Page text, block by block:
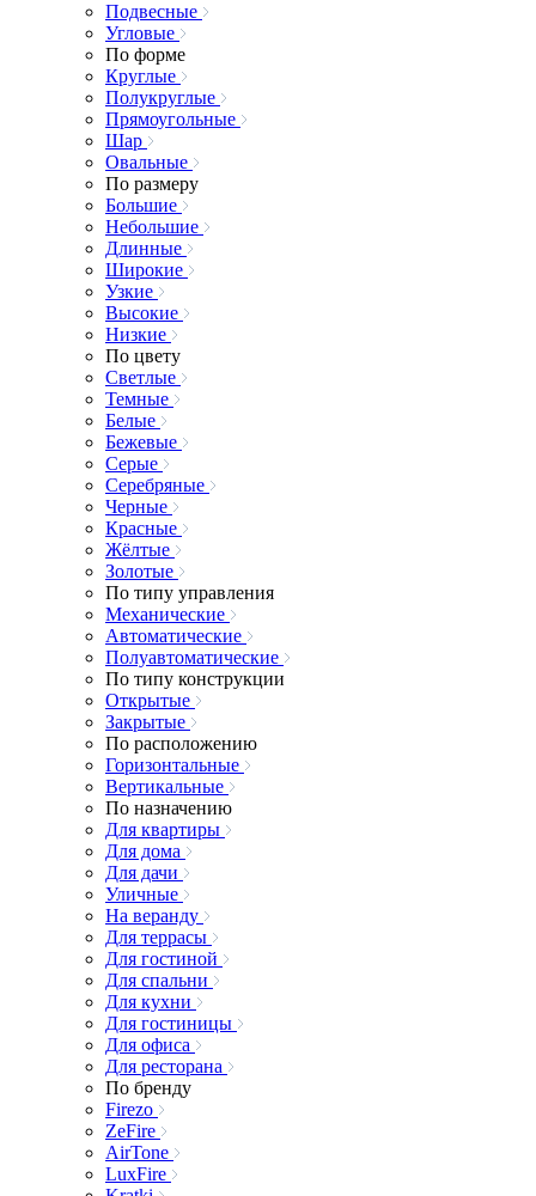
Подвесные
Угловые
По форме
Круглые
Полукруглые
Прямоугольные
Шар
Овальные
По размеру
Большие
Небольшие
Длинные
Широкие
Узкие
Высокие
Низкие
По цвету
Светлые
Темные
Белые
Бежевые
Серые
Серебряные
Черные
Красные
Жёлтые
Золотые
По типу управления
Механические
Автоматические
Полуавтоматические
По типу конструкции
Открытые
Закрытые
По расположению
Горизонтальные
Вертикальные
По назначению
Для квартиры
Для дома
Для дачи
Уличные
На веранду
Для террасы
Для гостиной
Для спальни
Для кухни
Для гостиницы
Для офиса
Для ресторана
По бренду
Firezo
ZeFire
AirTone
LuxFire